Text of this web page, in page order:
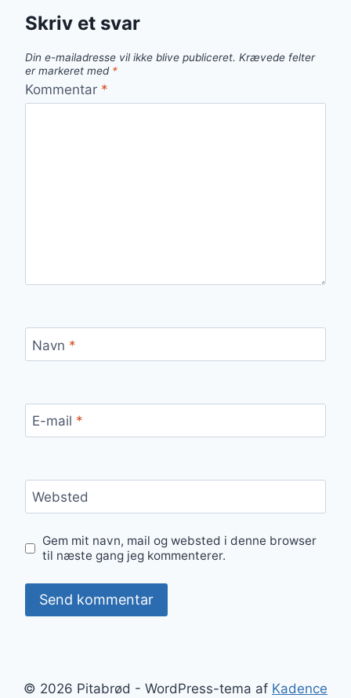
Skriv et svar
Din e-mailadresse vil ikke blive publiceret. Krævede felter
er markeret med *
Kommentar *
Navn *
E-mail *
Websted
Gem mit navn, mail og websted i denne browser
til næste gang jeg kommenterer.
© 2026 Pitabrød - WordPress-tema af Kadence